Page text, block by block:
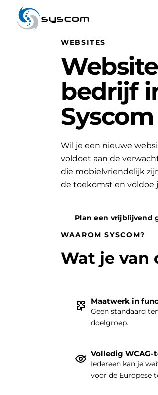
syscom
WEBSITES
bedrijf
Syscom
Wil je een nieuwe
voldoet aan de
die mobielvriendelijk
de toekomst en voldoe
Plan een vrijblijvend
WAAROM SYSCOM?
Wat je van
Maatwerk in
Geen standaard
doelgroep.
Volledig
Iedereen kan je
voor de Europese